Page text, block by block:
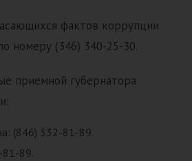
фактов коррупции
номеру (346) 340-25-30.
приемной губернатора
(846) 332-81-89.
81-89.